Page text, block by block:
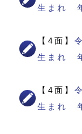
生まれ
【4面】
生まれ
【4面】
生まれ